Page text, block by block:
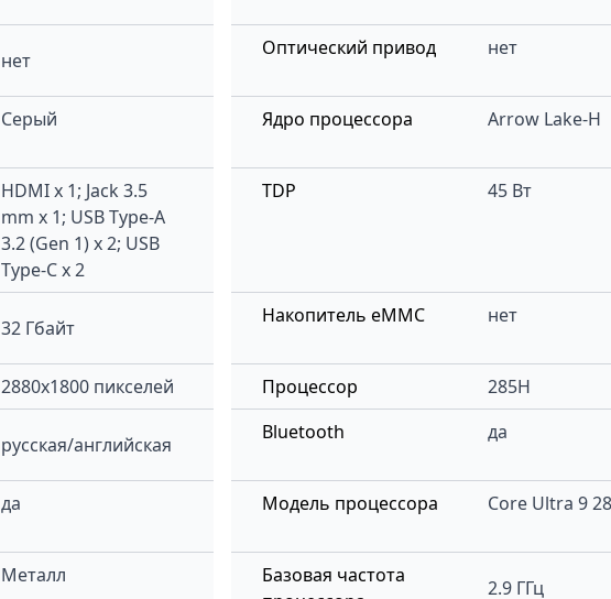
нет
Оптический привод нет
Серый Ядро процессора Arrow Lake-H
HDMI x 1; Jack 3.5
mm x 1; USB Type-A
3.2 (Gen 1) x 2; USB
Type-C x 2
TDP 45 Вт
32 Гбайт
Накопитель eMMC нет
2880x1800 пикселей Процессор 285H
русская/английская
Bluetooth да
да Модель процессора Core Ultra 9
Металл
Базовая частота
2.9 ГГц